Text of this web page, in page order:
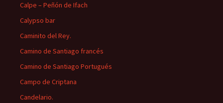
Calpe – Peñón de Ifach
Calypso bar
Caminito del Rey.
Camino de Santiago francés
Camino de Santiago Portugués
Campo de Criptana
Candelario.